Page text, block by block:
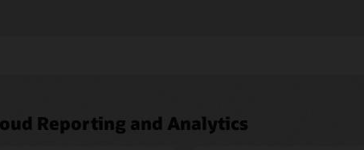
Reporting and Analytics